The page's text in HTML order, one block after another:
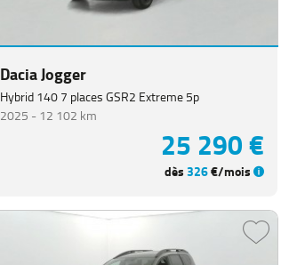
Dacia Jogger
Hybrid 140 7 places GSR2 Extreme 5p
2025 - 12 102 km
25 290 €
dès326€/mois